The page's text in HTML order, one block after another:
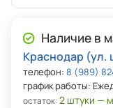
Наличие в
Краснодар (ул.
телефон: 8 (989)
график работы:
остаток:2 штуки —